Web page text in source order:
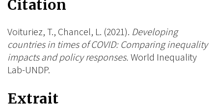
BlueSkyLinkedin
Citation
Voituriez, T., Chancel, L. (2021). Developing
countries in times of COVID: Comparing inequality
impacts and policy responses.World Inequality
Lab-UNDP.
Extrait